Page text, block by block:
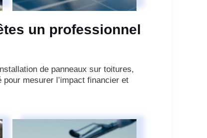
un professionnel
de panneaux sur toitures,
mesurer l’impact financier et